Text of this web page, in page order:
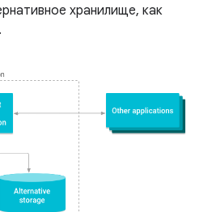
хранилище, как